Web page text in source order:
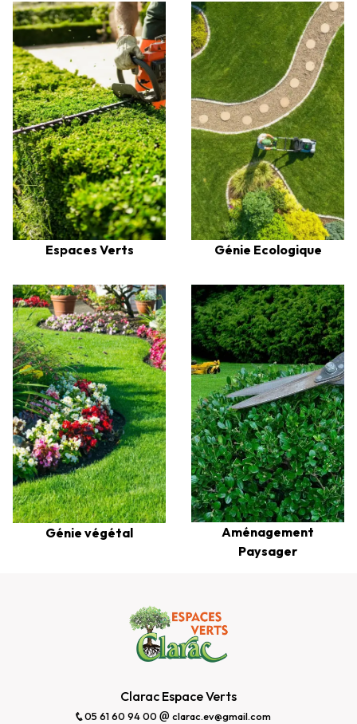
Espaces Verts Génie Ecologique
Génie végétal
Aménagement
Paysager
Clarac Espace Verts
05 61 60 94 00 clarac.ev@gmail.com